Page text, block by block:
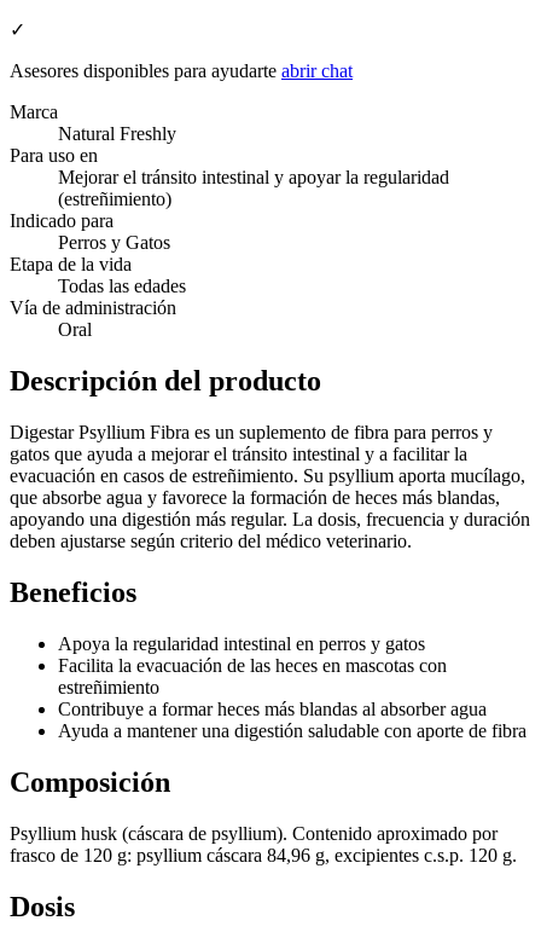
✓
Asesores disponibles para ayudarte abrir chat
Marca
Natural Freshly
Para uso en
Mejorar el tránsito intestinal y apoyar la regularidad
(estreñimiento)
Indicado para
Perros y Gatos
Etapa de la vida
Todas las edades
Vía de administración
Oral
Descripción del producto
Digestar Psyllium Fibra es un suplemento de fibra para perros y
gatos que ayuda a mejorar el tránsito intestinal y a facilitar la
evacuación en casos de estreñimiento. Su psyllium aporta mucílago,
que absorbe agua y favorece la formación de heces más blandas,
apoyando una digestión más regular. La dosis, frecuencia y duración
deben ajustarse según criterio del médico veterinario.
Beneficios
Apoya la regularidad intestinal en perros y gatos
Facilita la evacuación de las heces en mascotas con
estreñimiento
Contribuye a formar heces más blandas al absorber agua
Ayuda a mantener una digestión saludable con aporte de fibra
Composición
Psyllium husk (cáscara de psyllium). Contenido aproximado por
frasco de 120 g: psyllium cáscara 84,96 g, excipientes c.s.p. 120 g.
Dosis